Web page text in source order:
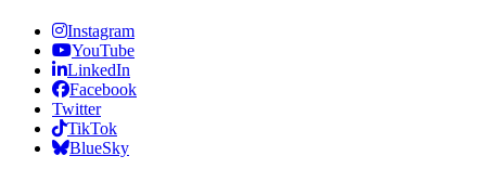
Instagram
YouTube
LinkedIn
Facebook
Twitter
TikTok
BlueSky